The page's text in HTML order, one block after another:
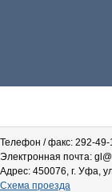
Телефон / факс: 292-49-
Электронная почта:
Адрес: 450076, г. Уфа,
Схема проезда